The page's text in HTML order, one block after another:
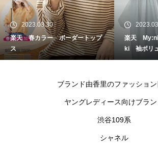
2023.03.30
楽天 春カラー ボーダートップ
ス
楽天
ki 袖ボリ
シャツ
ブランド由香里のファッショ
ヤングレディース向けブラン
渋谷109系
シャネル